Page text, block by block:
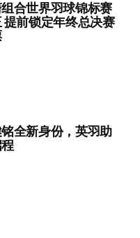
合世界羽球锦标赛
提前锁定年终总决赛
铭全新身份，英羽助